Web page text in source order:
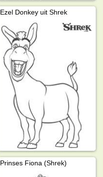
Ezel Donkey uit Shrek
Prinses Fiona (Shrek)